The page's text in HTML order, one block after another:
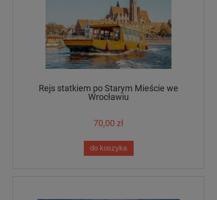
Rejs statkiem po Starym Mieście we
Wrocławiu
70,00 zł
do koszyka